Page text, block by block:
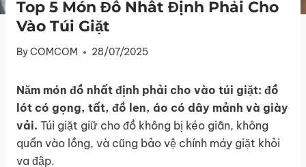
Top 5 Món Đồ Nhất Định Phải Cho
Vào Túi Giặt
ByCOMCOM 28/07/2025
Năm món đồ nhất định phải cho vào túi giặt: đồ
lót có gọng, tất, đồ len, áo có dây mảnh và giày
vải. Túi giặt giữ cho đồ không bị kéo giãn, không
quấn vào lồng, và cũng bảo vệ chính máy giặt khỏi
va đập.